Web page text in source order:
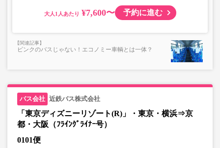
大人 ¥7,600〜 予約に進む
ピンクのバスじゃない！エコノミー車輌とは一体？
近鉄バス株式会社
「東京ディズニーリゾート(R)」・東京・横浜⇒京
都・大阪（ﾌﾗｲﾝｸﾞﾗｲﾅｰ号）
0101便